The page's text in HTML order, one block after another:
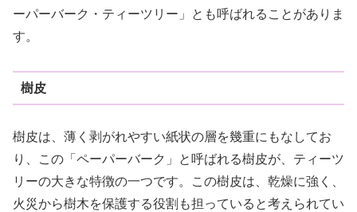
ーパーバーク・ティーツリー」とも呼ばれることがありま
す。
樹皮
樹皮は、薄く剥がれやすい紙状の層を幾重にもなしてお
り、この「ペーパーバーク」と呼ばれる樹皮が、ティーツ
リーの大きな特徴の一つです。この樹皮は、乾燥に強く、
火災から樹木を保護する役割も担っていると考えられてい